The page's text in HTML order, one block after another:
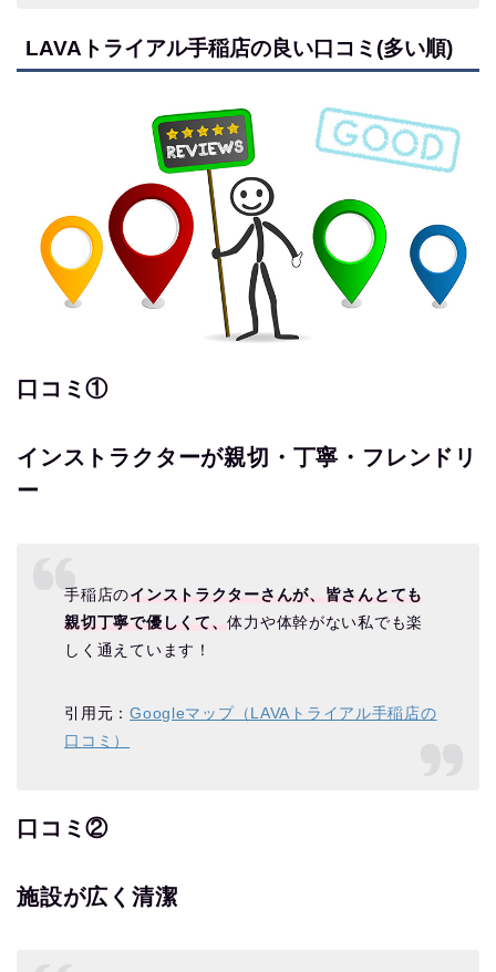
LAVAトライアル手稲店の良い口コミ(多い順)
口コミ①
インストラクターが親切・丁寧・フレンドリ
ー
手稲店のインストラクターさんが、皆さんとても
親切丁寧で優しくて、体力や体幹がない私でも楽
しく通えています！
引用元：Googleマップ（LAVAトライアル手稲店の
口コミ）
口コミ②
施設が広く清潔